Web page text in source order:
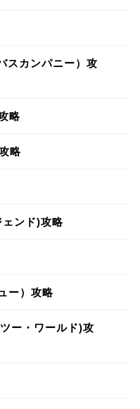
スカンパニー）攻
略
略
ンド)攻略
ー）攻略
ー・ワールド)攻